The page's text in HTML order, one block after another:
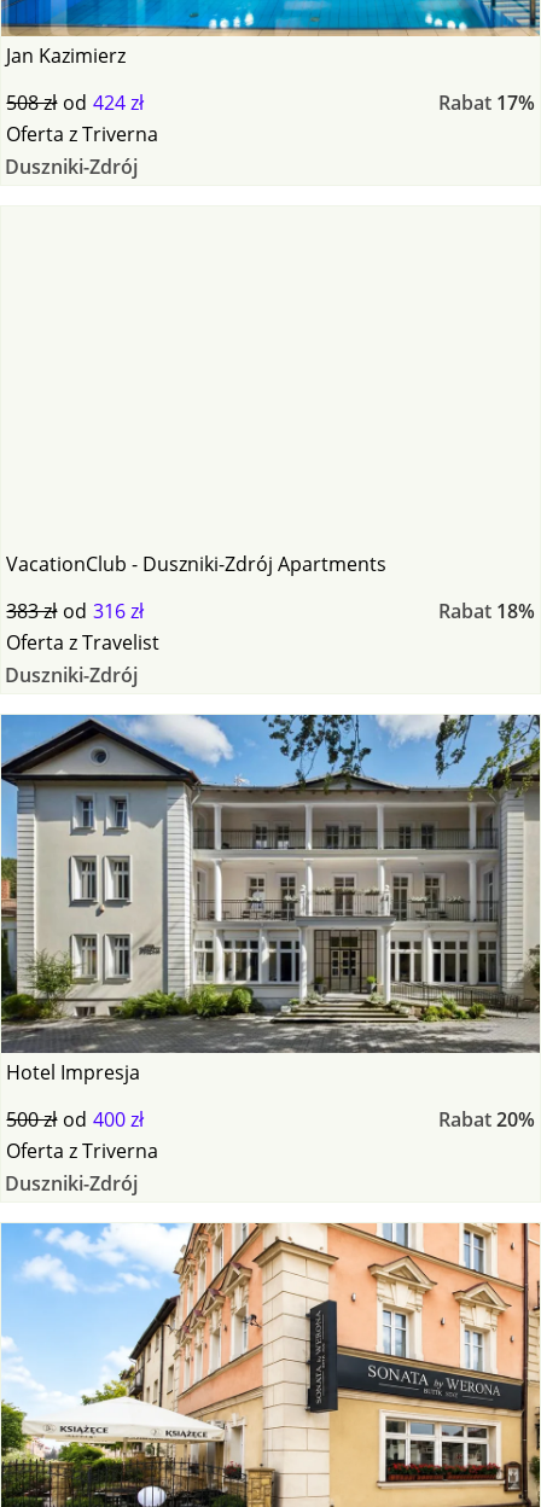
Jan Kazimierz
508 zł od 424 zł Rabat 17%
Oferta zTriverna
Duszniki-Zdrój
VacationClub - Duszniki-Zdrój Apartments
383 zł od 316 zł Rabat 18%
Oferta zTravelist
Duszniki-Zdrój
Hotel Impresja
500 zł od 400 zł Rabat20%
Oferta zTriverna
Duszniki-Zdrój